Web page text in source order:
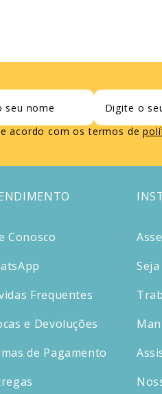
acordo com os termos de
Conosco
Frequentes
e Devoluções
de Pagamento